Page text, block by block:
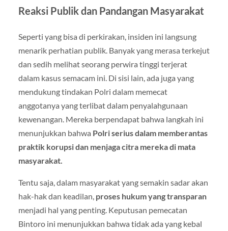
Reaksi Publik dan Pandangan Masyarakat
Seperti yang bisa di perkirakan, insiden ini langsung
menarik perhatian publik. Banyak yang merasa terkejut
dan sedih melihat seorang perwira tinggi terjerat
dalam kasus semacam ini. Di sisi lain, ada juga yang
mendukung tindakan Polri dalam memecat
anggotanya yang terlibat dalam penyalahgunaan
kewenangan. Mereka berpendapat bahwa langkah ini
menunjukkan bahwa Polri serius dalam memberantas
praktik korupsi dan menjaga citra mereka di mata
masyarakat.
Tentu saja, dalam masyarakat yang semakin sadar akan
hak-hak dan keadilan, proses hukum yang transparan
menjadi hal yang penting. Keputusan pemecatan
Bintoro ini menunjukkan bahwa tidak ada yang kebal